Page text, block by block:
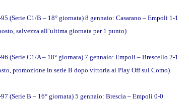
(Serie C1/B – 18° giornata) 8 gennaio: Casarano – Empoli 1-1
salvezza all’ultima giornata per 1 punto)
(Serie C1/A – 18° giornata) 7 gennaio: Empoli – Brescello 2-1
promozione in serie B dopo vittoria ai Play Off sul Como)
(Serie B – 16° giornata) 5 gennaio: Brescia – Empoli 0-0